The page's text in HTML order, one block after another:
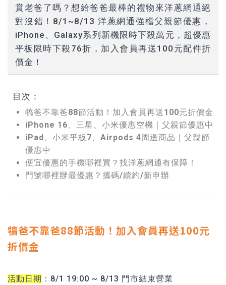
賞老爸了嗎？想給爸爸最棒的禮物來洋蔥網通絕
對沒錯！8/1~8/13 洋蔥網通強檔父親節優惠，
iPhone、Galaxy系列新機限時下殺萬元，超優惠
平板限時下殺76折，加入會員再送100元配件折
價金！
目次：
犒爸不靠爸88節活動！加入會員再送100元折價金
iPhone 16、三星、小米優惠空機｜父親節優惠中
iPad、小米平板7、Airpods 4周邊商品｜父親節
優惠中
便宜優惠的手機哪裡買？找洋蔥網通有保障！
門號哪裡辦最優惠？攜碼/續約/新申辦
犒爸不靠爸88節活動！加入會員再送100元
折價金
活動日期 ：8/1 19:00 ~ 8/13 門市結束營業